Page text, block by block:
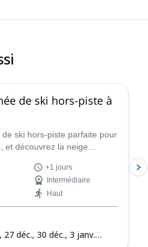
de ski hors-piste à
ski hors-piste parfaite pour
et découvrez la neige
+1 jours
Intermédiaire
Haut
27 déc., 30 déc., 3 janv.